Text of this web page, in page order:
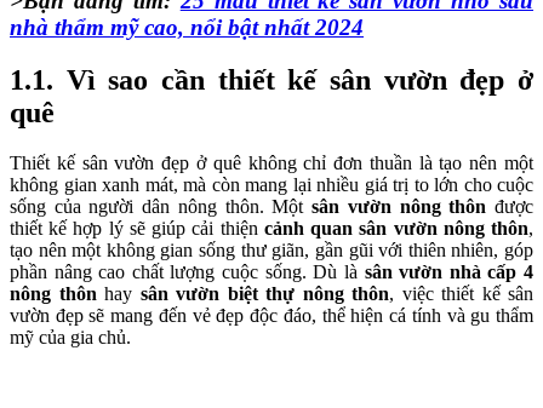
nhà thẩm mỹ cao, nổi bật nhất 2024
1.1. Vì sao cần thiết kế sân vườn đẹp ở
quê
Thiết kế sân vườn đẹp ở quê không chỉ đơn thuần là tạo nên một
không gian xanh mát, mà còn mang lại nhiều giá trị to lớn cho cuộc
sống của người dân nông thôn. Mộtsân vườn nông thôn được
thiết kế hợp lý sẽ giúp cải thiện cảnh quan sân vườn nông thôn,
tạo nên một không gian sống thư giãn, gần gũi với thiên nhiên, góp
phần nâng cao chất lượng cuộc sống. Dù là sân vườn nhà cấp 4
nông thôn hay sân vườn biệt thự nông thôn, việc thiết kế sân
vườn đẹp sẽ mang đến vẻ đẹp độc đáo, thể hiện cá tính và gu thẩm
mỹ của gia chủ.